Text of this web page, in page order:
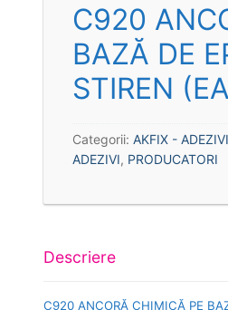
C920
BAZĂ DE
STIREN
Categorii:AKFIX -
ADEZIVI, PRODUCATORI
Descriere
C920 ANCORĂ CHIMICĂ PE